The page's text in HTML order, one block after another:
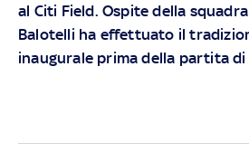
al Citi Field. Ospite della
Balotelli ha effettuato il
inaugurale prima della partita di